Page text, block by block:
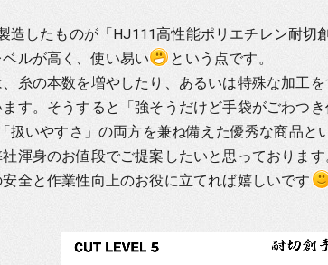
造したものが「HJ111高性能ポリエチレン耐切
ルが高く、使い易い
という点です。
糸の本数を増やしたり、あるいは特殊な加工
す。そうすると「強そうだけど手袋がごわつ
扱いやすさ」の両方を兼ね備えた優秀な商品と
渾身のお値段でご提案したいと思っております
全と作業性向上のお役に立てれば嬉しいです